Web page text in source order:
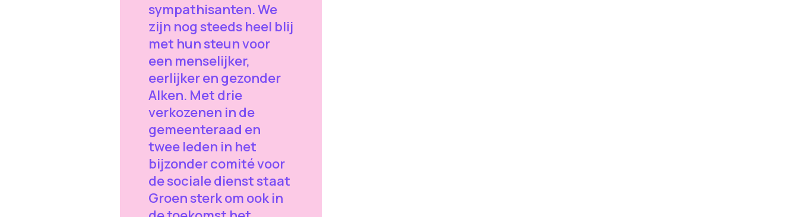
sympathisanten. We
zijn nog steeds heel blij
met hun steun voor
een menselijker,
eerlijker en gezonder
Alken. Met drie
verkozenen in de
gemeenteraad en
twee leden in het
bijzonder comité voor
de sociale dienst staat
Groen sterk om ook in